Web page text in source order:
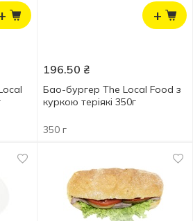
+
196.50 ₴
Бао-бургер The Local Food з
куркою теріякі 350г
350 г